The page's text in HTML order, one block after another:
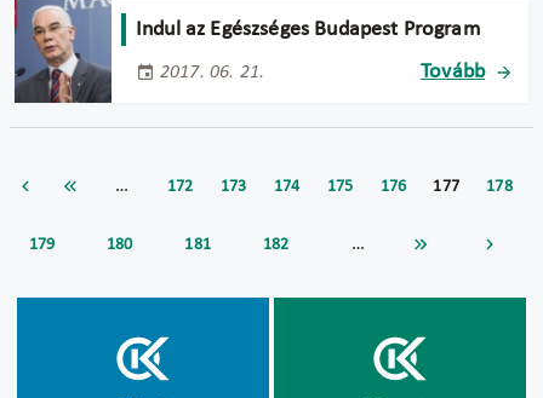
Indul az Egészséges Budapest Program
2017. 06. 21. Tovább
… 172 173 174 175 176 177 178
179 180 181 182 …